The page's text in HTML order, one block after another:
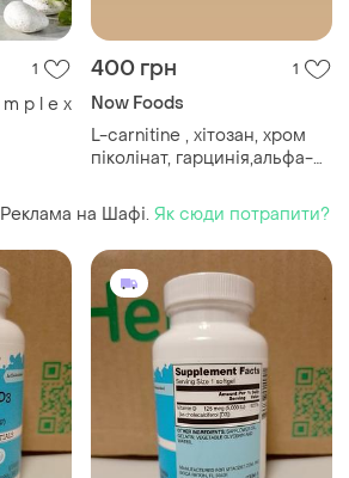
1 400 грн 1
Now Foods
L-carnitine , хітозан, хром
піколінат, гарцинія,альфа-
схуднення
Реклама на Шафі. Як сюди потрапити?